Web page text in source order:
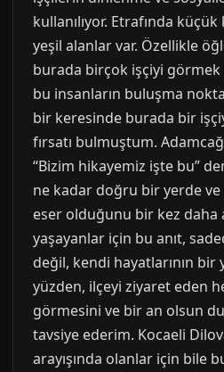
kullanılıyor. Etrafında
yeşil alanlar var. Özellikle
burada birçok işçiyi görmek
bu insanların buluşma
bir keresinde burada bir
fırsatı bulmuştum.
“Bizim hikayemiz işte bu”
ne kadar doğru bir yerde
eser olduğunu bir kez daha
yaşayanlar için bu anıt,
değil, kendi hayatlarının bir
yüzden, ilçeyi ziyaret eden
görmesini ve bir an olsun
tavsiye ederim. Kocaeli
arayışında olanlar için bile